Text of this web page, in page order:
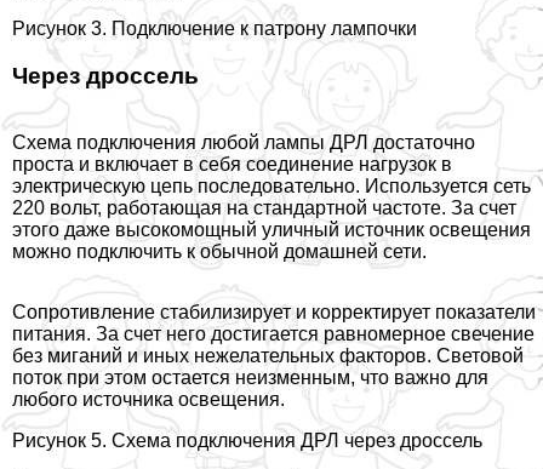
Рисунок 3. Подключение к патрону лампочки
Через дроссель
Схема подключения любой лампы ДРЛ достаточно
проста и включает в себя соединение нагрузок в
электрическую цепь последовательно. Используется сеть
220 вольт, работающая на стандартной частоте. За счет
этого даже высокомощный уличный источник освещения
можно подключить к обычной домашней сети.
Сопротивление стабилизирует и корректирует показатели
питания. За счет него достигается равномерное свечение
без миганий и иных нежелательных факторов. Световой
поток при этом остается неизменным, что важно для
любого источника освещения.
Рисунок 5. Схема подключения ДРЛ через дроссель